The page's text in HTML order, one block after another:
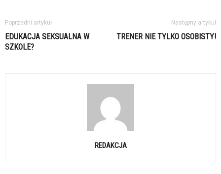
Poprzedni artykuł
EDUKACJA SEKSUALNA W
SZKOLE?
Następny artykuł
TRENER NIE TYLKO OSOBISTY!
REDAKCJA